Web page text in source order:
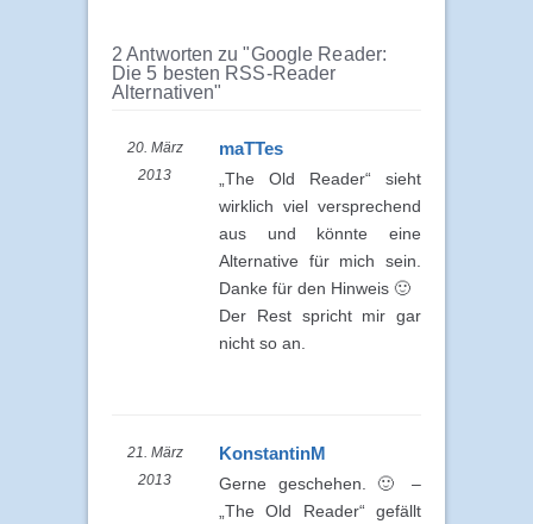
2 Antworten zu "Google Reader:
Die 5 besten RSS-Reader
Alternativen"
20. März
2013
maTTes
„The Old Reader“ sieht
wirklich viel versprechend
aus und könnte eine
Alternative für mich sein.
Danke für den Hinweis 🙂
Der Rest spricht mir gar
nicht so an.
21. März
2013
KonstantinM
Gerne geschehen. 🙂 –
„The Old Reader“ gefällt